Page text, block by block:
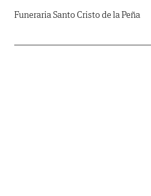
Funeraria Santo Cristo de la Peña